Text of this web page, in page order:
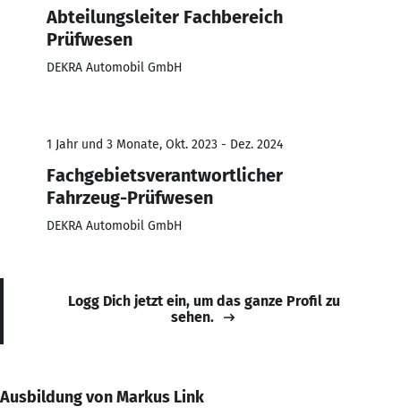
Abteilungsleiter Fachbereich
Prüfwesen
DEKRA Automobil GmbH
1 Jahr und 3 Monate, Okt. 2023 - Dez. 2024
Fachgebietsverantwortlicher
Fahrzeug-Prüfwesen
DEKRA Automobil GmbH
Logg Dich jetzt ein, um das ganze Profil zu
sehen.
Ausbildung von Markus Link